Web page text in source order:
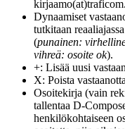
Dynaamiset
tutkitaan
(punainen:
vihreä: osoite ok).
+: Lisää uusi
X: Poista
Osoitekirja (vain
tallentaa D-
henkilökohtaiseen